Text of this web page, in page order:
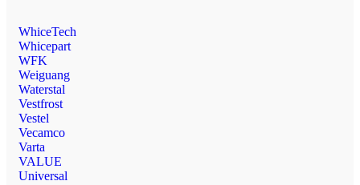
WhiceTech
Whicepart
WFK
Weiguang
Waterstal
Vestfrost
Vestel
Vecamco
Varta
VALUE
Universal